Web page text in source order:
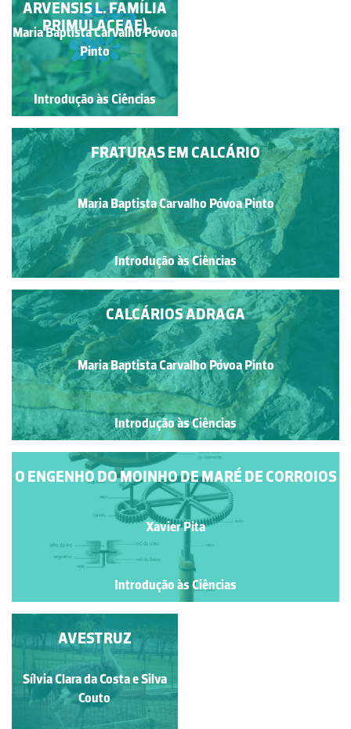
CALCÁRIOS
AFECTADOS POR UMA
FALHA
Maria Baptista Carvalho
Póvoa Pinto
Introdução às Ciências
FRATURAS EM CALCÁRIO
Maria Baptista Carvalho Póvoa Pinto
Introdução às Ciências
CALCÁRIOS ADRAGA
Maria Baptista Carvalho Póvoa Pinto
Introdução às Ciências
O ENGENHO DO MOINHO DE MARÉ DE CORROIOS
Xavier Pita
Introdução às Ciências
ARVENSIS L. FAMÍLIA
PRIMULACEAE)
Maria Baptista Carvalho Póvoa
Pinto
Introdução às Ciências
GERMINAÇÃO
Maria Baptista Carvalho
Póvoa Pinto
AVESTRUZ
Sílvia Clara da Costa e Silva
Couto